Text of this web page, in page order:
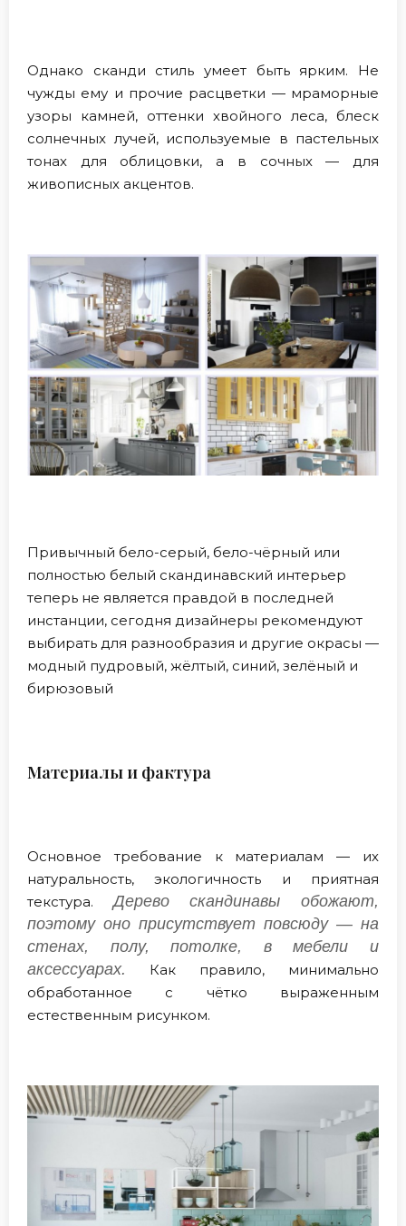
Однако сканди стиль умеет быть ярким. Не
чужды ему и прочие расцветки — мраморные
узоры камней, оттенки хвойного леса, блеск
солнечных лучей, используемые в пастельных
тонах для облицовки, а в сочных — для
живописных акцентов.
Привычный бело-серый, бело-чёрный или
полностью белый скандинавский интерьер
теперь не является правдой в последней
инстанции, сегодня дизайнеры рекомендуют
выбирать для разнообразия и другие окрасы —
модный пудровый, жёлтый, синий, зелёный и
бирюзовый
Материалы и фактура
Основное требование к материалам — их
натуральность, экологичность и приятная
текстура.Дерево скандинавы обожают,
поэтому оно присутствует повсюду — на
стенах, полу, потолке, в мебели и
аксессуарах.
Как правило, минимально
обработанное с чётко выраженным
естественным рисунком.